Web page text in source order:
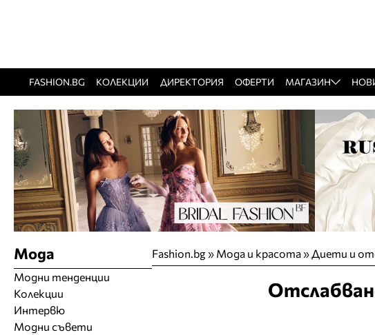
FASHION.BG КОЛЕКЦИИ ДИРЕКТОРИЯ ОФЕРТИ МАГАЗИН
Fashion.bg» Мода и красота»Диети и
Мода
Модни тенденции
Колекции
Интервю
Модни съвети